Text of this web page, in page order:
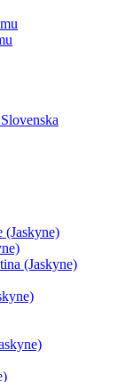
(Jaskyne)
(Jaskyne)